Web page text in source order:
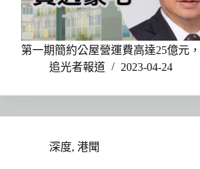
第一期簡約公屋營運費高達25億元
追光者報道
2023-04-24
深度, 港聞